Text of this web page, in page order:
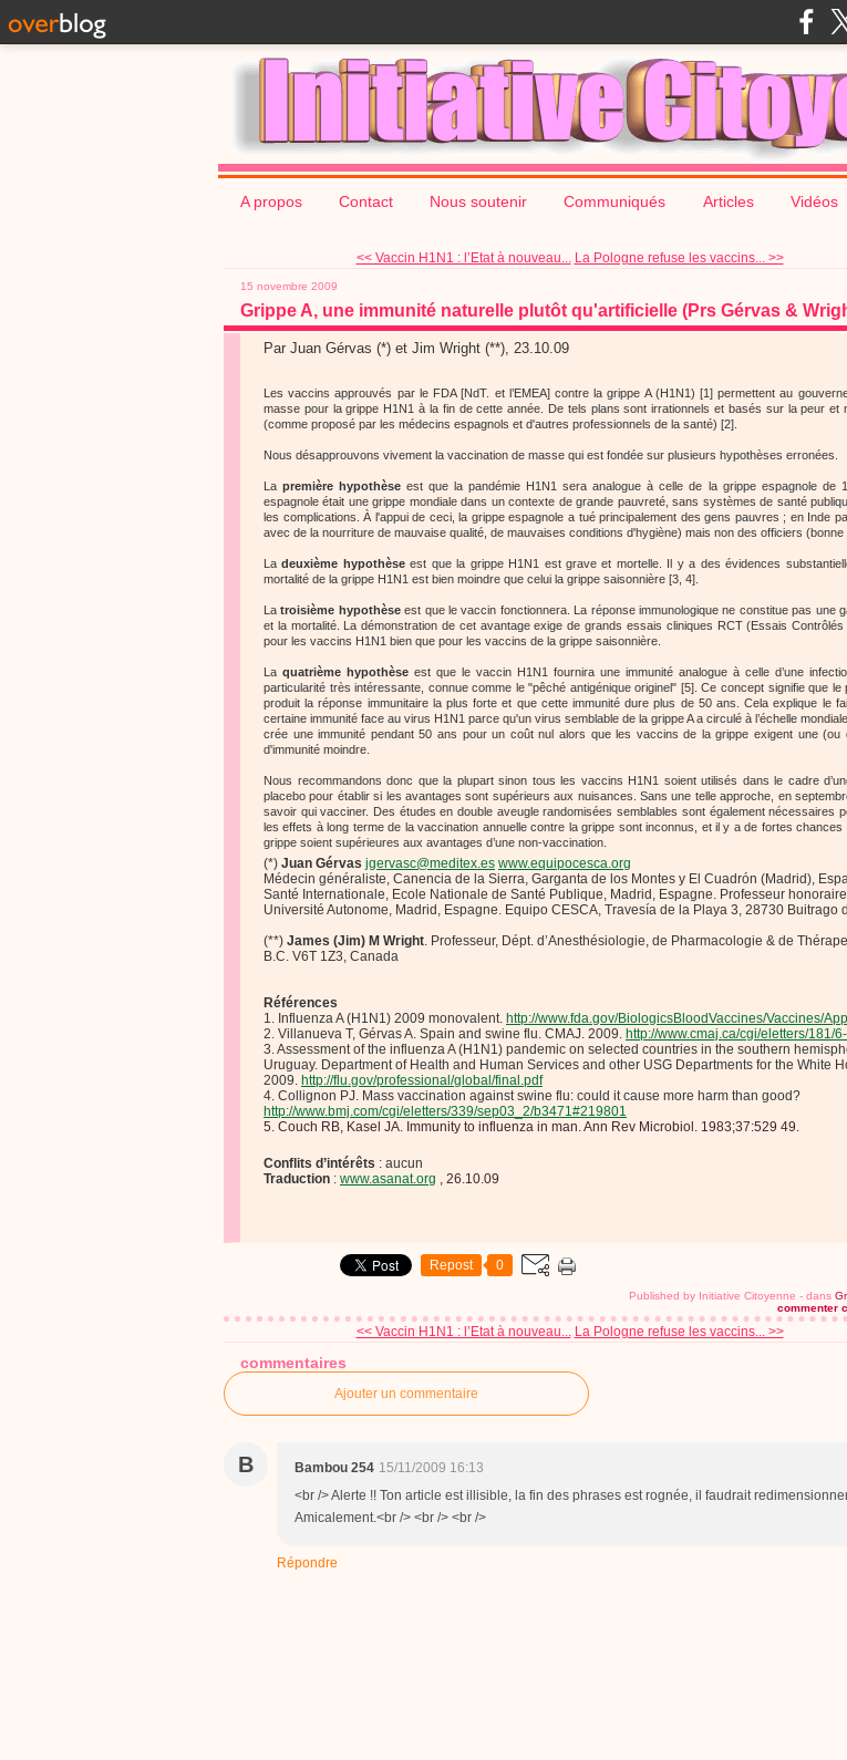
A propos Contact Nous soutenir Communiqués Articles Vidéos
<< Vaccin H1N1 : l’Etat à nouveau... La Pologne refuse les vaccins... >>
15 novembre 2009
Grippe A, une immunité naturelle plutôt qu'artificielle (Prs Gérvas &
Par Juan Gérvas (*) et Jim Wright (**), 23.10.09
Les vaccins approuvés par le FDA [NdT. et l’EMEA] contre la grippe A (H1N1) [1] permettent au
masse pour la grippe H1N1 à la fin de cette année. De tels plans sont irrationnels et basés sur la peur et
(comme proposé par les médecins espagnols et d'autres professionnels de la santé) [2].
Nous désapprouvons vivement la vaccination de masse qui est fondée sur plusieurs hypothèses erronées.
Lapremière hypothèse est que la pandémie H1N1 sera analogue à celle de la grippe espagnole de
espagnole était une grippe mondiale dans un contexte de grande pauvreté, sans systèmes de santé
les complications. À l'appui de ceci, la grippe espagnole a tué principalement des gens pauvres ; en Inde
avec de la nourriture de mauvaise qualité, de mauvaises conditions d'hygiène) mais non des officiers
Ladeuxième hypothèseest que la grippe H1N1 est grave et mortelle. Il y a des évidences
mortalité de la grippe H1N1 est bien moindre que celui la grippe saisonnière [3, 4].
Latroisième hypothèseest que le vaccin fonctionnera. La réponse immunologique ne constitue pas une
et la mortalité. La démonstration de cet avantage exige de grands essais cliniques RCT (Essais
pour les vaccins H1N1 bien que pour les vaccins de la grippe saisonnière.
La quatrième hypothèse est que le vaccin H1N1 fournira une immunité analogue à celle d’une
particularité très intéressante, connue comme le "pêché antigénique originel" [5]. Ce concept signifie que
produit la réponse immunitaire la plus forte et que cette immunité dure plus de 50 ans. Cela explique le
certaine immunité face au virus H1N1 parce qu'un virus semblable de la grippe A a circulé à l’échelle
crée une immunité pendant 50 ans pour un coût nul alors que les vaccins de la grippe exigent une
d'immunité moindre.
Nous recommandons donc que la plupart sinon tous les vaccins H1N1 soient utilisés dans le cadre
placebo pour établir si les avantages sont supérieurs aux nuisances. Sans une telle approche, en
savoir qui vacciner. Des études en double aveugle randomisées semblables sont également nécessaires
les effets à long terme de la vaccination annuelle contre la grippe sont inconnus, et il y a de fortes
grippe soient supérieures aux avantages d’une non-vaccination.
(*) Juan Gérvas jgervasc@meditex.es www.equipocesca.org
Médecin généraliste, Canencia de la Sierra, Garganta de los Montes y El Cuadrón (Madrid),
Santé Internationale, Ecole Nationale de Santé Publique, Madrid, Espagne. Professeur
Université Autonome, Madrid, Espagne. Equipo CESCA, Travesía de la Playa 3, 28730 Buitrago
(**) James (Jim) M Wright. Professeur, Dépt. d’Anesthésiologie, de Pharmacologie & de
B.C. V6T 1Z3, Canada
Références
1. Influenza A (H1N1) 2009 monovalent. http://www.fda.gov/BiologicsBloodVaccines/Vaccines/
2. Villanueva T, Gérvas A. Spain and swine flu. CMAJ. 2009. http://www.cmaj.ca/cgi/eletters/181/
3. Assessment of the influenza A (H1N1) pandemic on selected countries in the southern
Uruguay. Department of Health and Human Services and other USG Departments for the White
2009. http://flu.gov/professional/global/final.pdf
4. Collignon PJ. Mass vaccination against swine flu: could it cause more harm than good?
http://www.bmj.com/cgi/eletters/339/sep03_2/b3471#219801
5. Couch RB, Kasel JA. Immunity to influenza in man. Ann Rev Microbiol. 1983;37:529 49.
Conflits d’intérêts : aucun
Traduction : www.asanat.org , 26.10.09
Repost 0
Published by Initiative Citoyenne - dans
commenter
<< Vaccin H1N1 : l’Etat à nouveau... La Pologne refuse les vaccins... >>
commentaires
Ajouter un commentaire
B Bambou 254 15/11/2009 16:13
<br /> Alerte !! Ton article est illisible, la fin des phrases est rognée, il faudrait
Amicalement.<br /> <br /> <br />
Répondre